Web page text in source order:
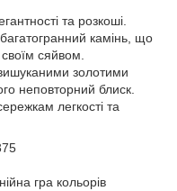
та розкоші.
камінь, що
своїм сяйвом.
золотими
неповторний блиск.
легкості та
гра кольорів